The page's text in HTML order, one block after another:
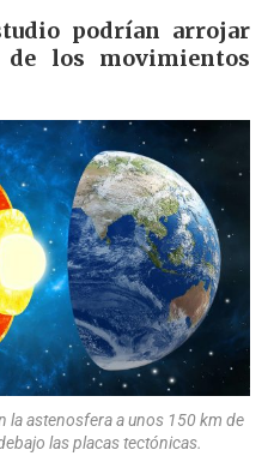
podrían arrojar
los movimientos
la astenosfera a unos 150 km de
las placas tectónicas.